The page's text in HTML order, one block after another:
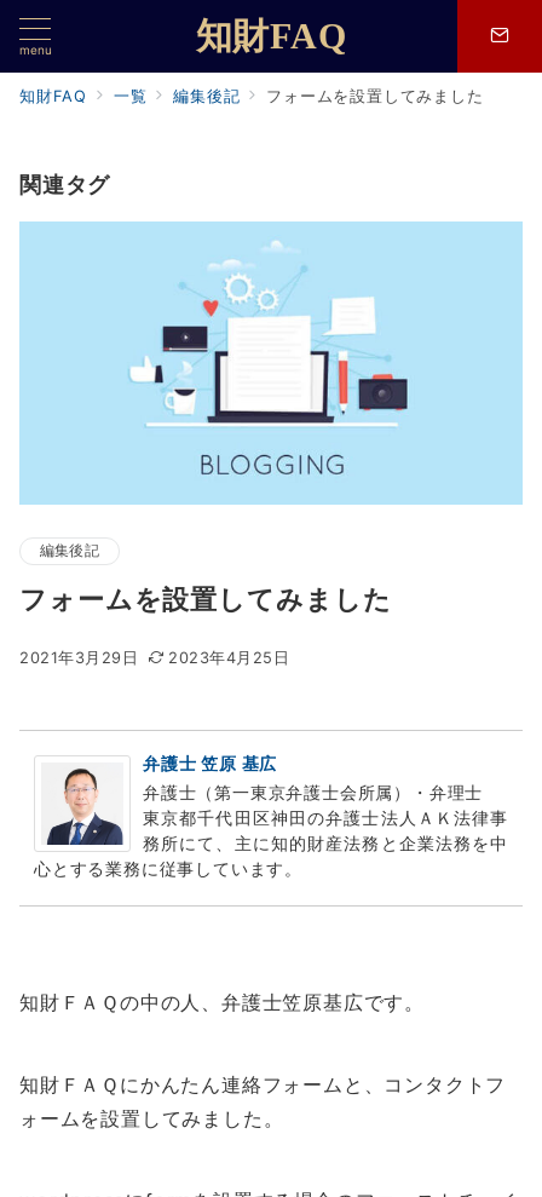
menu 知財FAQ
知財FAQ 一覧 編集後記 フォームを設置してみました
関連タグ
編集後記
フォームを設置してみました
2021年3月29日 2023年4月25日
弁護士 笠原 基広
弁護士（第一東京弁護士会所属）・弁理士
東京都千代田区神田の弁護士法人ＡＫ法律事
務所にて、主に知的財産法務と企業法務を中
心とする業務に従事しています。
知財ＦＡＱの中の人、弁護士笠原基広です。
知財ＦＡＱにかんたん連絡フォームと、コンタクトフ
ォームを設置してみました。